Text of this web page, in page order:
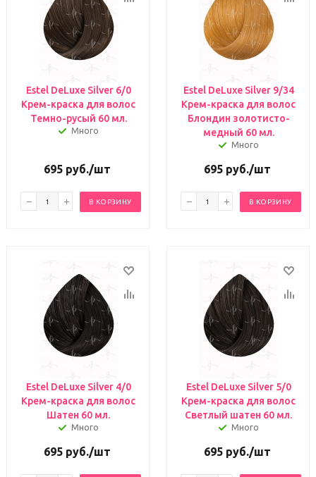
Estel DeLuxe Silver 6/0
Крем-краска для волос
Темно-русый 60 мл.
Много
695руб./шт
В КОРЗИНУ
Estel DeLuxe Silver 9/34
Крем-краска для волос
Блондин золотисто-
медный 60 мл.
Много
695руб./шт
В КОРЗИНУ
Estel DeLuxe Silver 4/0
Крем-краска для волос
Шатен 60 мл.
Много
695руб./шт
Estel DeLuxe Silver 5/0
Крем-краска для волос
Светлый шатен 60 мл.
Много
695руб./шт